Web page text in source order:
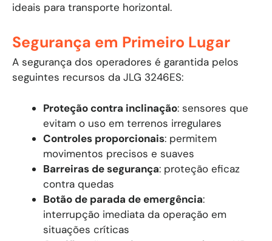
ideais para transporte horizontal.
Segurança em Primeiro Lugar
A segurança dos operadores é garantida pelos
seguintes recursos da JLG 3246ES:
Proteção contra inclinação: sensores que
evitam o uso em terrenos irregulares
Controles proporcionais: permitem
movimentos precisos e suaves
Barreiras de segurança: proteção eficaz
contra quedas
Botão de parada de emergência:
interrupção imediata da operação em
situações críticas